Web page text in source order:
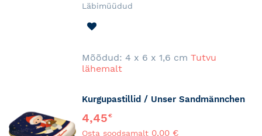
Läbimüüdud
Mõõdud: 4 x 6 x 1,6 cm Tutvu
lähemalt
Kurgupastillid / Unser Sandmännchen
4,45€
Osta soodsamalt 0,00 €